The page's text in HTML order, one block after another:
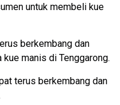
untuk membeli kue
berkembang dan
manis di Tenggarong.
terus berkembang dan